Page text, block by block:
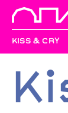
KISS & CRY